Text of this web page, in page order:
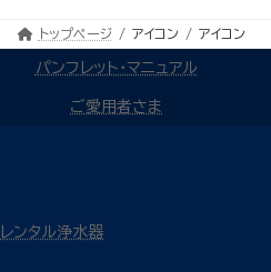
トップページ アイコン アイコン
パンフレット・マニュアル
ご愛用者さま
レンタル浄水器